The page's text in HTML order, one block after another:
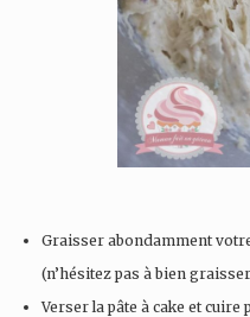
Graisser abondamment
(n’hésitez pas à bien
Verser la pâte à cake et cuire